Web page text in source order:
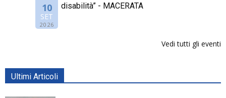
10
SET
2026
disabilità” - MACERATA
Vedi tutti gli eventi
Ultimi Articoli